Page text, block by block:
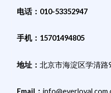
电话：010-53352947
手机：15701494805
地址：北京市海淀区学清路